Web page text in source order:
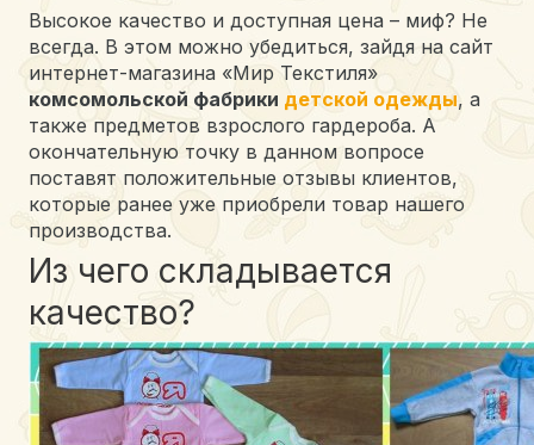
Высокое качество и доступная цена – миф? Не
всегда. В этом можно убедиться, зайдя на сайт
интернет-магазина «Мир Текстиля»
комсомольской фабрики детской одежды, а
также предметов взрослого гардероба. А
окончательную точку в данном вопросе
поставят положительные отзывы клиентов,
которые ранее уже приобрели товар нашего
производства.
Из чего складывается
качество?